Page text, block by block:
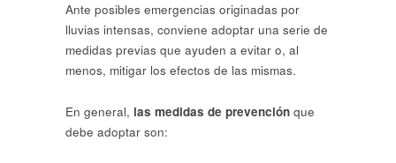
Ante posibles emergencias originadas por
lluvias intensas, conviene adoptar una serie de
medidas previas que ayuden a evitar o, al
menos, mitigar los efectos de las mismas.
En general, las medidas de prevención que
debe adoptar son: